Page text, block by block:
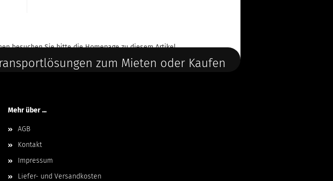
besuchen Sie bitte dieHomepagezu diesem Artikel.
zum Mieten oder Kaufen
Mehr über ...
AGB
Kontakt
Impressum
Liefer- und Versandkosten